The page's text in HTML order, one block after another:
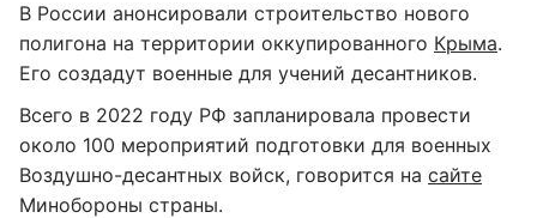
В России анонсировали строительство нового
полигона на территории оккупированного Крыма.
Его создадут военные для учений десантников.
Всего в 2022 году РФ запланировала провести
около 100 мероприятий подготовки для военных
Воздушно-десантных войск, говорится на сайте
Минобороны страны.